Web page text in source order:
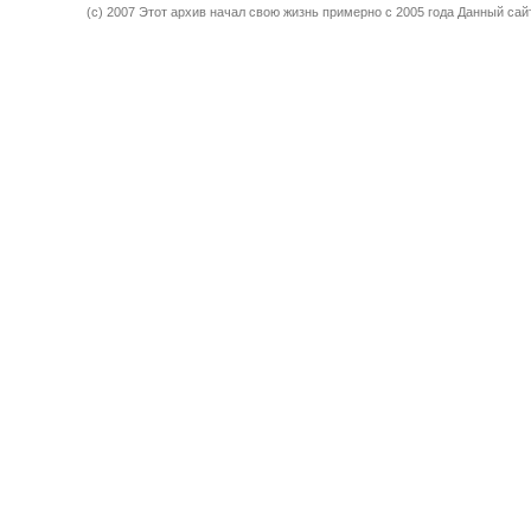
(c) 2007 Этот архив начал свою жизнь примерно с 2005 года Данный